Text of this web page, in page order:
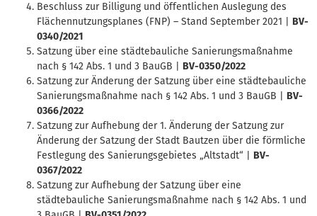
Beschluss zur Billigung und öffentlichen Auslegung des
Flächennutzungsplanes (FNP) – Stand September 2021 | BV-
0340/2021
Satzung über eine städtebauliche Sanierungsmaßnahme
nach § 142 Abs. 1 und 3 BauGB | BV-0350/2022
Satzung zur Änderung der Satzung über eine städtebauliche
Sanierungsmaßnahme nach § 142 Abs. 1 und 3 BauGB | BV-
0366/2022
Satzung zur Aufhebung der 1. Änderung der Satzung zur
Änderung der Satzung der Stadt Bautzen über die förmliche
Festlegung des Sanierungsgebietes „Altstadt“ | BV-
0367/2022
Satzung zur Aufhebung der Satzung über eine
städtebauliche Sanierungsmaßnahme nach § 142 Abs. 1 und